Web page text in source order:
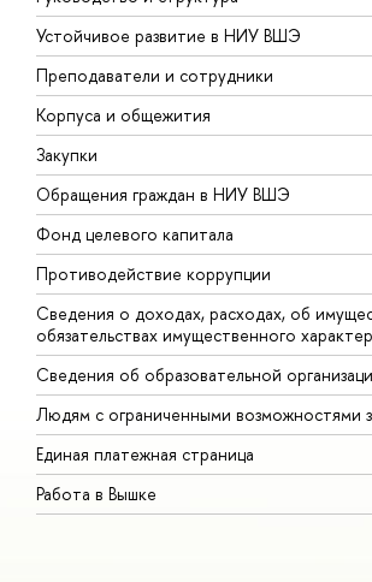
Устойчивое развитие в НИУ ВШЭ
Преподаватели и сотрудники
Корпуса и общежития
Закупки
Обращения граждан в НИУ ВШЭ
Фонд целевого капитала
Противодействие коррупции
Сведения о доходах, расходах, об
обязательствах имущественного
Сведения об образовательной
Людям с ограниченными возможностями
Единая платежная страница
Работа в Вышке